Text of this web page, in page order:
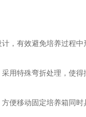
，有效避免培养过程
用特殊弯折处理，使
便移动固定培养箱同